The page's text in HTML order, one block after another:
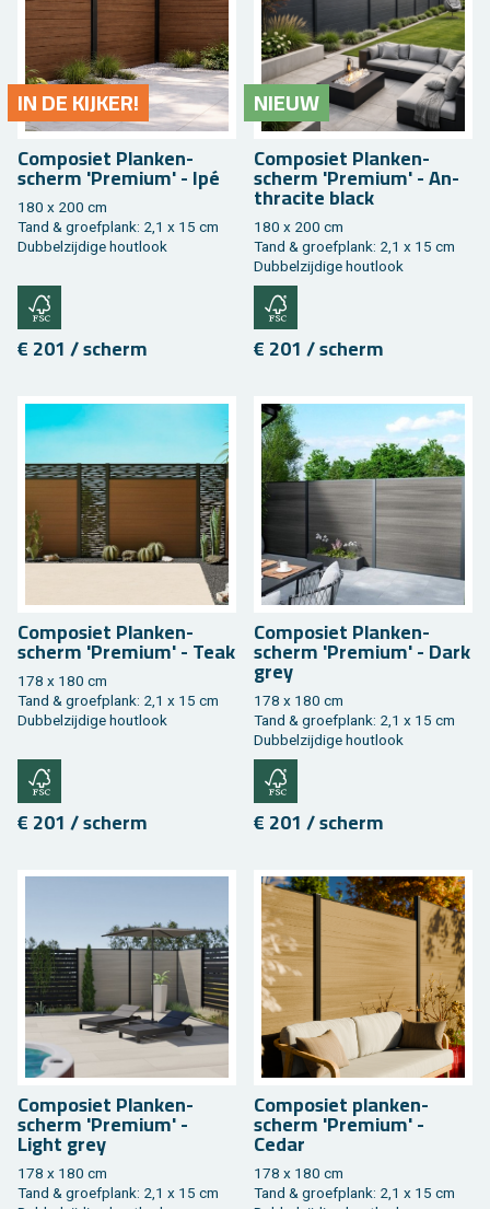
IN DE KIJ­KER!
Com­po­siet Plan­ken­
scherm 'Pre­mi­um' - Ipé
180 x 200 cm
Tand & groef­plank: 2,1 x 15 cm
Dub­bel­zij­di­ge hout­look
€ 201 / scherm
NIEUW
Com­po­siet Plan­ken­
scherm 'Pre­mi­um' - An­
thra­ci­te black
180 x 200 cm
Tand & groef­plank: 2,1 x 15 cm
Dub­bel­zij­di­ge hout­look
€ 201 / scherm
Com­po­siet Plan­ken­
scherm 'Pre­mi­um' - Teak
178 x 180 cm
Tand & groef­plank: 2,1 x 15 cm
Dub­bel­zij­di­ge hout­look
€ 201 / scherm
Com­po­siet Plan­ken­
scherm 'Pre­mi­um' - Dark
grey
178 x 180 cm
Tand & groef­plank: 2,1 x 15 cm
Dub­bel­zij­di­ge hout­look
€ 201 / scherm
Com­po­siet Plan­ken­
scherm 'Pre­mi­um' -
Light grey
178 x 180 cm
Tand & groef­plank: 2,1 x 15 cm
Com­po­siet plan­ken­
scherm 'Pre­mi­um' -
Cedar
178 x 180 cm
Tand & groef­plank: 2,1 x 15 cm